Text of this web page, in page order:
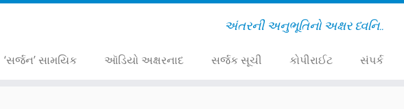
અંતરની અનુભૂતિનો અક્ષર ધ્વનિ..
‘સર્જન’ સામયિક ઑડિયો અક્ષરનાદ સર્જક સૂચી કોપીરાઈટ સંપર્ક